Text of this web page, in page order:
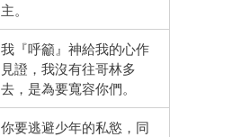
主。
我『呼籲』神給我的心作
見證，我沒有往哥林多
去，是為要寬容你們。
你要逃避少年的私慾，同